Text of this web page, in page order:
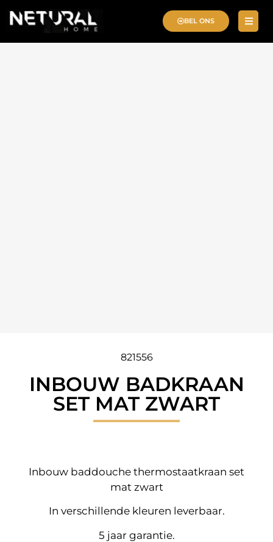
BEL ONS
821556
INBOUW BADKRAAN
SET MAT ZWART
Inbouw baddouche thermostaatkraan set
mat zwart
In verschillende kleuren leverbaar.
5 jaar garantie.